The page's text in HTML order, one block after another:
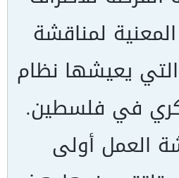
لمناقشة
التي يعيشها نظام
في فلسطين.
العمل أولى